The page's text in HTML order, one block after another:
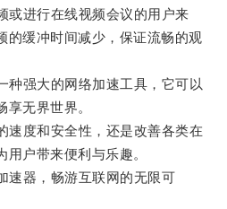
进行在线视频会议的用户来
的缓冲时间减少，保证流畅的观
强大的网络加速工具，它可以
无界世界。
度和安全性，还是改善各类在
户带来便利与乐趣。
器，畅游互联网的无限可